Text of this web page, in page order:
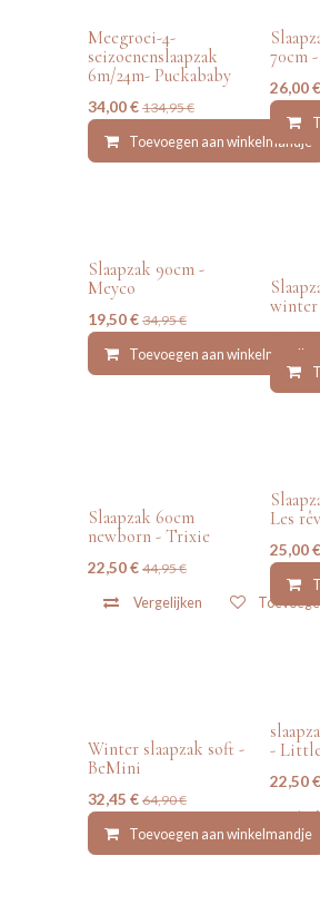
tweedehands
Meegroei-4-
seizoenenslaapzak
6m/24m- Puckababy
34,00€ 134,95€
Toevoegen aan winkelmandje
70cm
26,00€
tweedehands
Slaapzak 90cm -
Meyco
19,50€ 34,95€
Toevoegen aan winkelmandje
winter
28,50
tweedehands
Slaapzak 60cm
newborn - Trixie
22,50€ 44,95€
Vergelijken
Les
25,00€
tweedehands
Winter slaapzak soft -
BeMini
32,45 € 64,90€
Toevoegen aan winkelmandje
-
22,50€